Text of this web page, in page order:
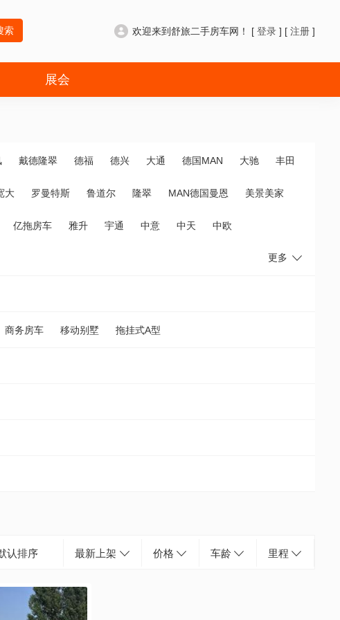
索 欢迎来到舒旅二手房车网！ [ 登录 ] [ 注册 ]
展会
戴德隆翠 德福 德兴 大通 德国MAN 大驰 丰田
大 罗曼特斯 鲁道尔 隆翠 MAN德国曼恩 美景美家
亿拖房车 雅升 宇通 中意 中天 中欧
更多
商务房车 移动别墅 拖挂式A型
认排序 最新上架 价格 车龄 里程